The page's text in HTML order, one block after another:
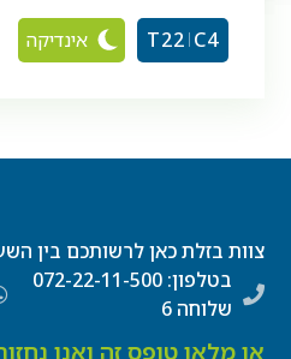
C4
T22 אינדיקה
צוות בזלת כאן לרשותכם בין השעות 8:30-
בטלפון: 072-22-11-500
שלוחה 6
או מלאו טופס זה ואנו